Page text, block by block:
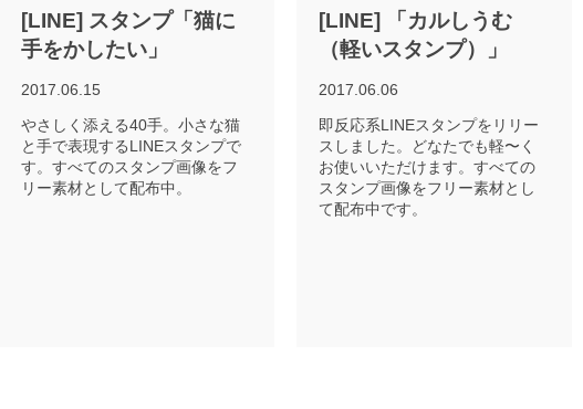
[LINE] スタンプ「猫に
手をかしたい」
2017.06.15
やさしく添える40手。小さな猫
と手で表現するLINEスタンプで
す。すべてのスタンプ画像をフ
リー素材として配布中。
[LINE] 「カルしうむ
（軽いスタンプ）」
2017.06.06
即反応系LINEスタンプをリリー
スしました。どなたでも軽〜く
お使いいただけます。すべての
スタンプ画像をフリー素材とし
て配布中です。